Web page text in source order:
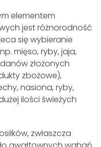
elementem
jest różnorodność
się wybieranie
mięso, ryby, jaja,
złożonych
zbożowe),
nasiona, ryby,
ilości świeżych
zwłaszcza